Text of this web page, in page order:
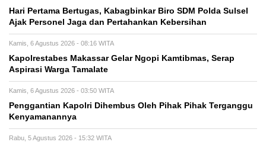
Hari Pertama Bertugas, Kabagbinkar Biro SDM Polda Sulsel
Ajak Personel Jaga dan Pertahankan Kebersihan
Kamis, 6 Agustus 2026 - 08:16 WITA
Kapolrestabes Makassar Gelar Ngopi Kamtibmas, Serap
Aspirasi Warga Tamalate
Kamis, 6 Agustus 2026 - 03:50 WITA
Penggantian Kapolri Dihembus Oleh Pihak Pihak Terganggu
Kenyamanannya
Rabu, 5 Agustus 2026 - 15:32 WITA